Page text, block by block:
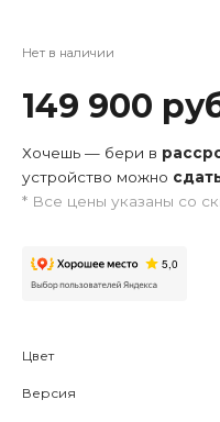
Нет в наличии
149 900
Хочешь — бери в
устройство можно
* Все цены указаны со
Цвет
Версия